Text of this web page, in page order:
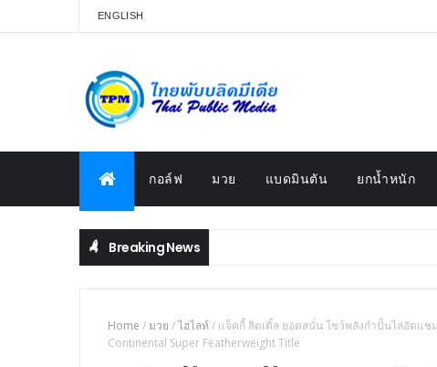
ENGLISH
กอล์ฟ มวย แบดมินตัน ยกน้ำหนัก
Breaking News
Home / มวย /ไฮไลท์ / แจ็คกี้ ลิตเติ้ล ยอดสนั่น โชว์พลังกำปั้นไล่อัดแช
Continental Super Featherweight Title